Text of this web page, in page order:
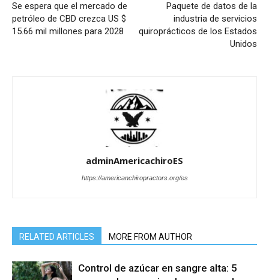
Se espera que el mercado de
petróleo de CBD crezca US $
15.66 mil millones para 2028
Paquete de datos de la
industria de servicios
quiroprácticos de los Estados
Unidos
adminAmericachiroES
https://americanchiropractors.org/es
RELATED ARTICLES MORE FROM AUTHOR
Control de azúcar en sangre alta: 5